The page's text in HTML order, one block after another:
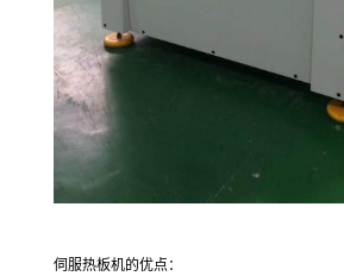
伺服热板机的优点：